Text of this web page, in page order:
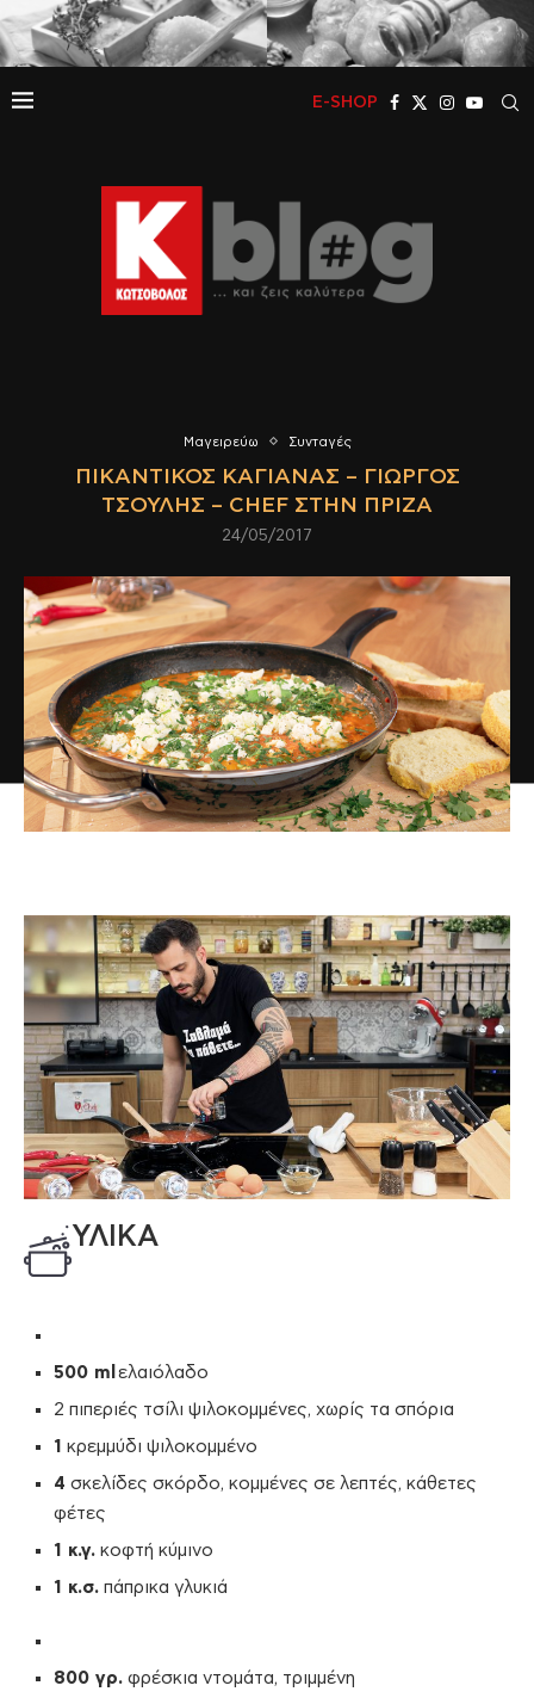
E-SHOP
Μαγειρεύω Συνταγές
ΠΙΚΆΝΤΙΚΟΣ ΚΑΓΙΑΝΆΣ – ΓΙΏΡΓΟΣ
ΤΣΟΎΛΗΣ – CHEF ΣΤΗΝ ΠΡΊΖΑ
24/05/2017
ΥΛΙΚΑ
500 ml ελαιόλαδο
2 πιπεριές τσίλι ψιλοκομμένες, χωρίς τα σπόρια
1 κρεμμύδι ψιλοκομμένο
4 σκελίδες σκόρδο, κομμένες σε λεπτές, κάθετες
φέτες
1 κ.γ. κοφτή κύμινο
1 κ.σ. πάπρικα γλυκιά
800 γρ. φρέσκια ντομάτα, τριμμένη